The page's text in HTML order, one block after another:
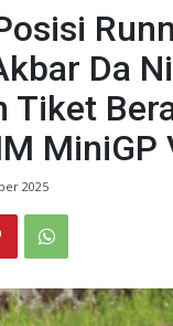
Da
Tiket
MiniGP
2025